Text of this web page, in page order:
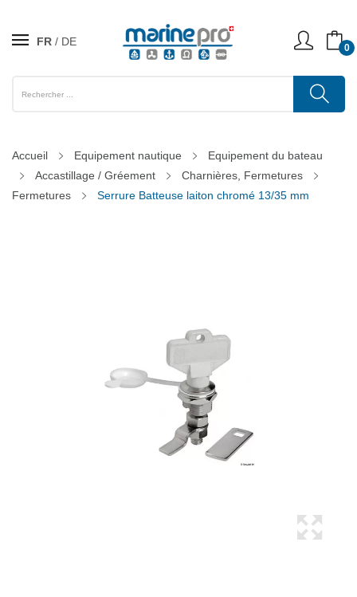
FR DE 0
Accueil Equipement nautique
Equipement du bateau
Accastillage / Gréement
Charnières, Fermetures
Fermetures
Serrure Batteuse laiton chromé 13/35 mm